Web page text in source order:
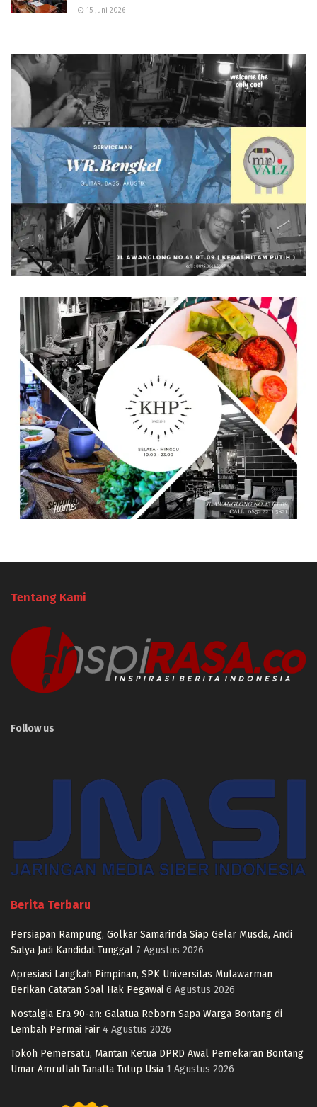
15 Juni 2026
Tentang Kami
Follow us
Berita Terbaru
Persiapan Rampung, Golkar Samarinda Siap Gelar Musda, Andi
Satya Jadi Kandidat Tunggal 7 Agustus 2026
Apresiasi Langkah Pimpinan, SPK Universitas Mulawarman
Berikan Catatan Soal Hak Pegawai 6 Agustus 2026
Nostalgia Era 90-an: Galatua Reborn Sapa Warga Bontang di
Lembah Permai Fair 4 Agustus 2026
Tokoh Pemersatu, Mantan Ketua DPRD Awal Pemekaran Bontang
Umar Amrullah Tanatta Tutup Usia 1 Agustus 2026